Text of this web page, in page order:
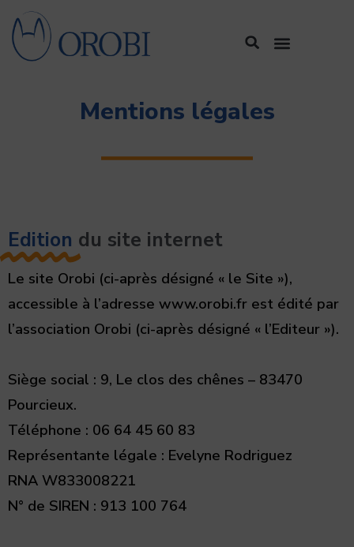
Aller
au
contenu
Search
Menu
Mentions légales
Edition du site internet
Le site Orobi (ci-après désigné « le Site »),
accessible à l’adresse www.orobi.fr est édité par
l’association Orobi (ci-après désigné « l’Editeur »).
Siège social : 9, Le clos des chênes – 83470
Pourcieux.
Téléphone : 06 64 45 60 83
Représentante légale : Evelyne Rodriguez
RNA W833008221
N° de SIREN : 913 100 764